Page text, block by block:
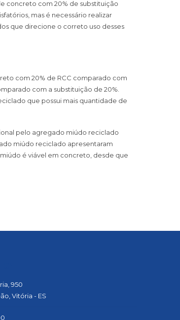
concreto com 20% de substituição
mas é necessário realizar
que direcione o correto uso desses
com 20% de RCC comparado com
com a substituição de 20%.
que possui mais quantidade de
pelo agregado miúdo reciclado
miúdo reciclado apresentaram
é viável em concreto, desde que
950
Vitória - ES